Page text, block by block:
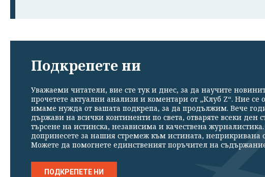
Подкрепете ни
Уважаеми читатели, вие сте тук и днес, за да научите
прочетете актуални анализи и коментари от „Клуб Z“. Ние
имаме нужда от вашата подкрепа, за да продължим. Вече
държави на всички континенти по света, отваряте всеки ден
търсене на истинска, независима и качествена
допринесете за нашия стремеж към истината, неприкривана
Можете да помогнете единственият поръчител на
ПОДКРЕПЕТЕ НИ